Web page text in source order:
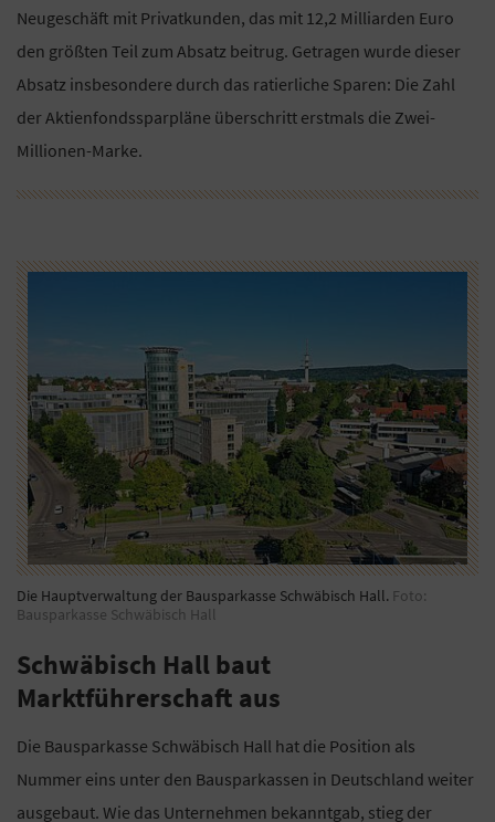
Neugeschäft mit Privatkunden, das mit 12,2 Milliarden Euro
den größten Teil zum Absatz beitrug. Getragen wurde dieser
Absatz insbesondere durch das ratierliche Sparen: Die Zahl
der Aktienfondssparpläne überschritt erstmals die Zwei-
Millionen-Marke.
Die Hauptverwaltung der Bausparkasse Schwäbisch Hall. Foto:
Bausparkasse Schwäbisch Hall
Schwäbisch Hall baut
Marktführerschaft aus
Die Bausparkasse Schwäbisch Hall hat die Position als
Nummer eins unter den Bausparkassen in Deutschland weiter
ausgebaut. Wie das Unternehmen bekanntgab, stieg der